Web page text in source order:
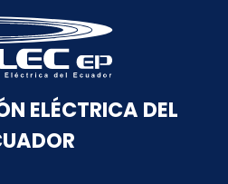
herramientas
ELÉCTRICA DEL